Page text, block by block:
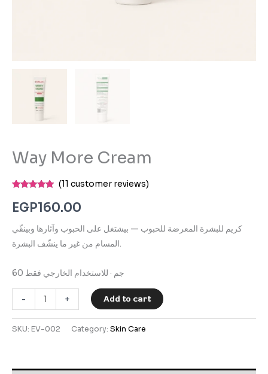
Way More Cream
out of 5
based on
ratings
(11 customer reviews)
EGP160.00
كريم للبشرة المعرضة للحبوب — بيشتغل على الحبوب وآثارها وبينقّي
المسام من غير ما ينشّف البشرة.
60 جم · للاستخدام الخارجي فقط
- + Add to cart
SKU: EV-002 Category: Skin Care